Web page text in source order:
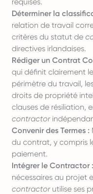
Déterminer la
relation de travail
critères du statut de
directives irlandaises.
Rédiger un Contrat
qui définit clairement
périmètre du travail,
droits de propriété
clauses de résiliation,
contractor
Convenir des Termes :
du contrat, y compris
paiement.
Intégrer le Contractor :
nécessaires au projet
contractorutilise ses